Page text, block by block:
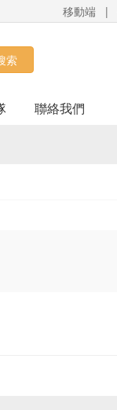
移動端 |
索
聯絡我們